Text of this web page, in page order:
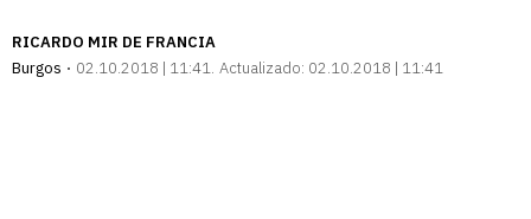
RICARDO MIR DE FRANCIA
Burgos
02.10.2018 | 11:41 Actualizado: 02.10.2018 | 11:41